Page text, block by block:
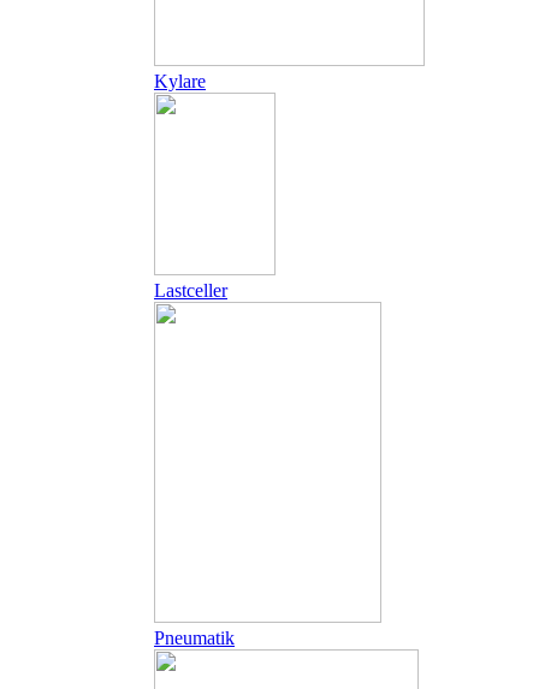
Kylare
Lastceller
Pneumatik